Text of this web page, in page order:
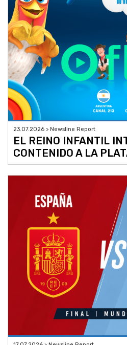
23.07.2026 > Newsline Report
EL REINO INFANTIL
CONTENIDO A LA